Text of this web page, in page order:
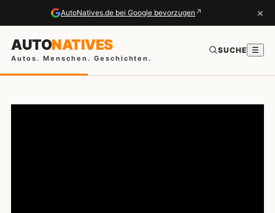
AutoNatives.de bei Google bevorzugen ↗ ×
AUTONATIVES
Autos. Menschen. Geschichten.
SUCHE ☰